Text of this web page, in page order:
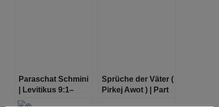
Paraschat Schmini
| Levitikus 9:1–
11:47
Sprüche der Väter (
Pirkej Awot ) | Part